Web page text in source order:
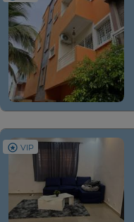
VIP